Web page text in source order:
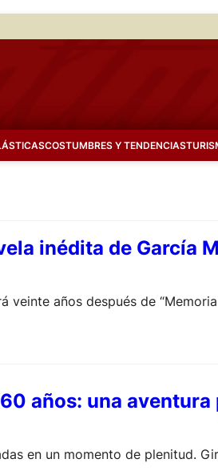
COSTUMBRES Y TENDENCIAS
inédita de García
veinte años después de
años: una
en un momento de plenitud.